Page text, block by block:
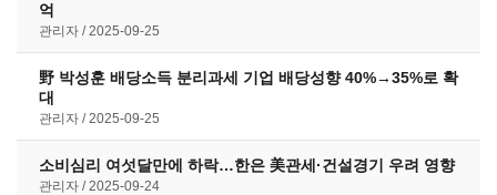
억
관리자 2025-09-25
野 박성훈 배당소득 분리과세 기업 배당성향 40%→35%로 확
대
관리자 2025-09-25
소비심리 여섯달만에 하락…한은 美관세·건설경기 우려 영향
관리자 2025-09-24